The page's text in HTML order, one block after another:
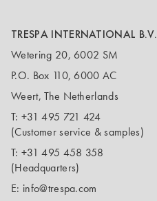
TRESPA INTERNATIONAL B.V.
Wetering 20, 6002 SM
P.O. Box 110, 6000 AC
Weert, The Netherlands
T: +31 495 721 424
(Customer service & samples)
T: +31 495 458 358
(Headquarters)
E: info@trespa.com